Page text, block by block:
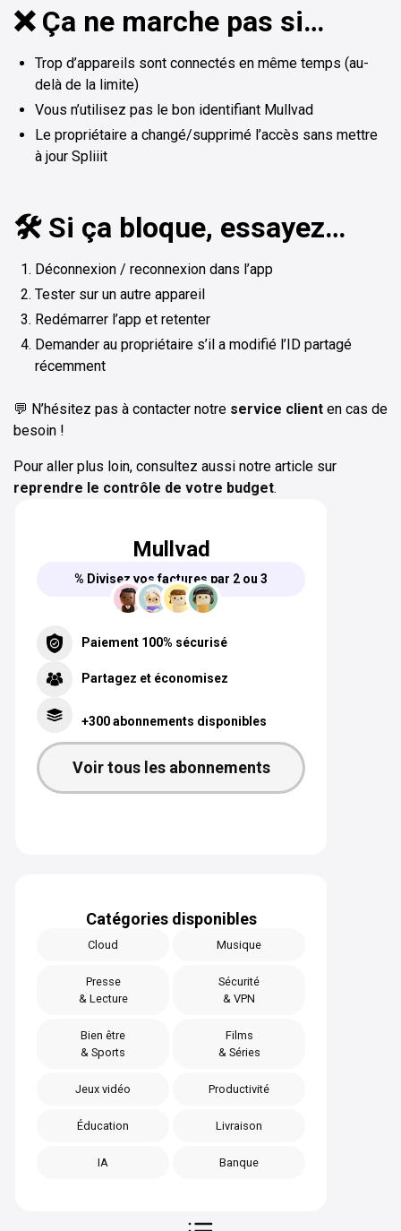
❌ Ça ne marche pas si…
Trop d’appareils sont connectés en même temps (au-
delà de la limite)
Vous n’utilisez pas le bon identifiant Mullvad
Le propriétaire a changé/supprimé l’accès sans mettre
à jour Spliiit
🛠️ Si ça bloque, essayez…
Déconnexion / reconnexion dans l’app
Tester sur un autre appareil
Redémarrer l’app et retenter
Demander au propriétaire s’il a modifié l’ID partagé
récemment
💬 N’hésitez pas à contacter notre service client en cas de
besoin !
Pour aller plus loin, consultez aussi notre article sur
reprendre le contrôle de votre budget.
Mullvad
% Divisez vos factures par 2 ou 3
Paiement 100% sécurisé
Partagez et économisez
+300 abonnements disponibles
Voir tous les abonnements
Catégories disponibles
Cloud Musique
Presse
& Lecture
Sécurité
& VPN
Bien être
& Sports
Films
& Séries
Jeux vidéo Productivité
Éducation Livraison
IA Banque